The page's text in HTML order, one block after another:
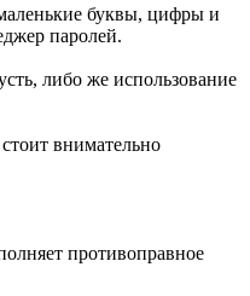
буквы, цифры и
паролей.
либо же использование
внимательно
противоправное